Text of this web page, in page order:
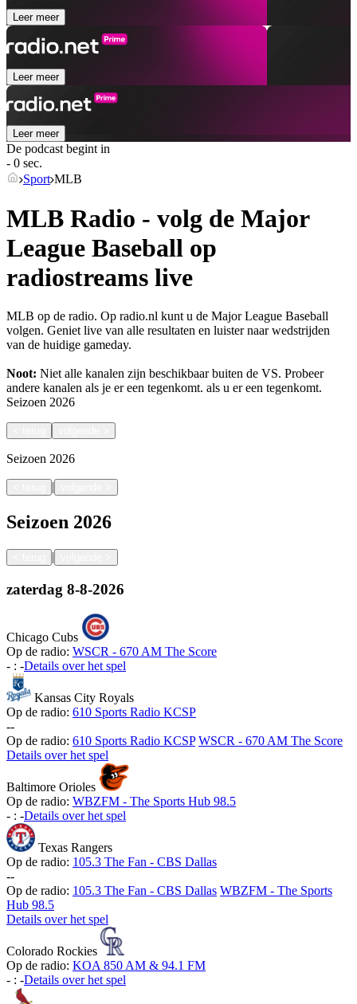
Leer meer
Leer meer
Leer meer
De podcast begint in
- 0 sec.
Sport MLB
MLB Radio - volg de Major
League Baseball op
radiostreams live
MLB op de radio. Op radio.nl kunt u de Major League Baseball
volgen. Geniet live van alle resultaten en luister naar wedstrijden
van de huidige gameday.
Noot: Niet alle kanalen zijn beschikbaar buiten de VS. Probeer
andere kanalen als je er een tegenkomt. als u er een tegenkomt.
Seizoen 2026
Seizoen 2026
|
Seizoen 2026
|
zaterdag 8-8-2026
Chicago Cubs
Op de radio: WSCR - 670 AM The Score
- : -Details over het spel
Kansas City Royals
Op de radio: 610 Sports Radio KCSP
--
Op de radio: 610 Sports Radio KCSP WSCR - 670 AM The Score
Details over het spel
Baltimore Orioles
Op de radio: WBZFM - The Sports Hub 98.5
- : -Details over het spel
Texas Rangers
Op de radio: 105.3 The Fan - CBS Dallas
--
Op de radio: 105.3 The Fan - CBS Dallas WBZFM - The Sports
Hub 98.5
Details over het spel
Colorado Rockies
Op de radio: KOA 850 AM & 94.1 FM
- : -Details over het spel